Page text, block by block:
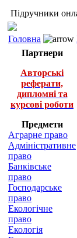
Підручники
Головна
Партнери
Авторські
реферати,
дипломні та
курсові роботи
Предмети
Аграрне право
Адміністративне
право
Банківське
право
Господарське
право
Екологічне
право
Екологія